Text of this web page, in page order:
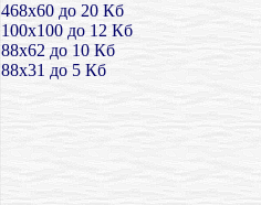
468х60 до 20 Кб
100x100 до 12 Кб
88х62 до 10 Кб
88х31 до 5 Кб